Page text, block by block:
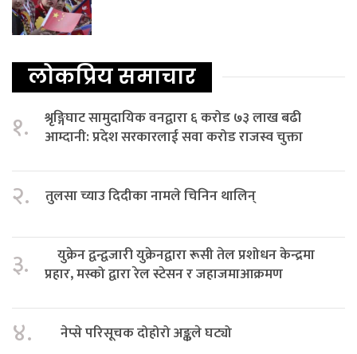
लोकप्रिय समाचार
१.
श्रृङ्गिघाट सामुदायिक वनद्वारा ६ करोड ७३ लाख बढी
आम्दानी: प्रदेश सरकारलाई सवा करोड राजस्व चुक्ता
२. तुलसा च्याउ दिदीका नामले चिनिन थालिन्
३.
युक्रेन द्वन्द्वजारी युक्रेनद्वारा रूसी तेल प्रशोधन केन्द्रमा
प्रहार, मस्को द्वारा रेल स्टेसन र जहाजमाआक्रमण
४. नेप्से परिसूचक दोहोरो अङ्कले घट्यो